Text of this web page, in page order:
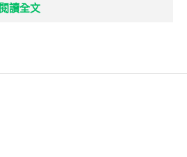
閱讀全文